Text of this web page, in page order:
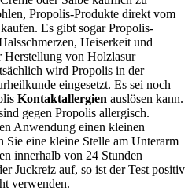
Propolis-Produkte direkt vom
Es gibt sogar Propolis-
Heiserkeit und
Herstellung von Holzlasur
wird Propolis in der
eingesetzt. Es sei noch
Kontaktallergien auslösen kann.
gegen Propolis allergisch.
Anwendung einen kleinen
Sie eine kleine Stelle am Unterarm
innerhalb von 24 Stunden
Juckreiz auf, so ist der Test positiv
verwenden.